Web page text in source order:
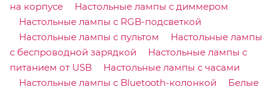
на корпусе
Настольные лампы с диммером
Настольные лампы с RGB-подсветкой
Настольные лампы с пультом
Настольные лампы
с беспроводной зарядкой
Настольные лампы с
питанием от USB
Настольные лампы с часами
Настольные лампы с Bluetooth-колонкой
Белые